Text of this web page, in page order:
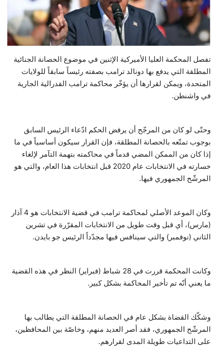
فيديو
حياة
تفصل المحكمة العليا الأميركية الإثنين في موضوع الحصانة الجنائية
المطلقة التي يدفع بها دونالد ترامب بصفته رئيساً سابقاً للولايات
المتحدة، ويمكن لقرارها أن يؤخّر محاكمة ترامب الفدرالية الجارية
في واشنطن.
وحتّى لو كان من المرجّح أن يرفض الحكم ادّعاء الرئيس السابق
بوجوب تمتّعه بالحصانة المطلقة، فإن القرار سيكون أساسياً في ما
إذا كان من الممكن المضي قدماً في محاكمته بتهمة التآمر لإلغاء
خسارته في الانتخابات عام 2020 قبل انتخابات هذا العام، والتي هو
المرشّح الجمهوري فيها.
وكان الموعد الأصلي لمحاكمة ترامب في قضية الانتخابات هو 4 آذار
(مارس)، أي قبل وقت طويل من الانتخابات المقرّرة في تشرين
الثاني (نوفمبر) والتي سينافس فيها مجدّداً الرئيس جو بايدن.
وكانت المحكمة قررت في 28 شباط (فبراير) النظر في هذه القضية
ما يعني أنّه تم تأخير المحاكمة بشكل كبير.
وشكّك القضاة بشكل عام في الحصانة المطلقة التي يطالب بها
المرشّح الجمهوري، فقد أصر العديد منهم، وخاصّة بين المحافظين،
على التداعيات طويلة المدى لقرارهم.